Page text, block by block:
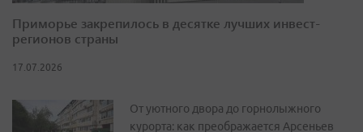
Приморье закрепилось в десятке лучших инвест-
регионов страны
17.07.2026
От уютного двора до горнолыжного
курорта: как преображается Арсеньев